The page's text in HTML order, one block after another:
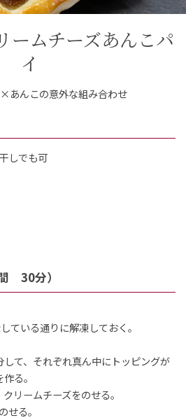
案内
ギフトサービス
合わせ
2486
フォームはこちら
じる
ームチーズあんこパ
イ
あんこの意外な組み合わせ
でも可
30分）
ている通りに解凍しておく。
て、それぞれ真ん中にトッピングが
る。
リームチーズをのせる。
せる。